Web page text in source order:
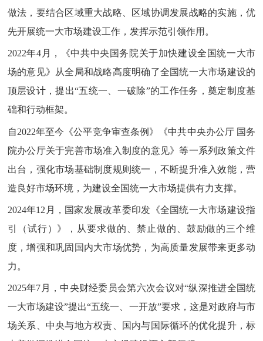
做法，要结合区域重大战略、区域协调发展战略的实施，优
先开展统一大市场建设工作，发挥示范引领作用。
2022年4月，《中共中央国务院关于加快建设全国统一大市
场的意见》从全局和战略高度明确了全国统一大市场建设的
顶层设计，提出“五统一、一破除”的工作任务，奠定制度基
础和行动框架。
自2022年至今《公平竞争审查条例》《中共中央办公厅 国务
院办公厅关于完善市场准入制度的意见》等一系列政策文件
出台，强化市场基础制度规则统一，不断提升准入效能，营
造良好市场环境，为建设全国统一大市场提供有力支撑。
2024年12月，国家发展改革委印发《全国统一大市场建设指
引（试行）》，从要求做的、禁止做的、鼓励做的三个维
度，增强和巩固国内大市场优势，为高质量发展带来更多动
力。
2025年7月，中央财经委员会第六次会议对“纵深推进全国统
一大市场建设”提出“五统一、一开放”要求，这是对政府与市
场关系、中央与地方权责、国内与国际循环的优化提升，标